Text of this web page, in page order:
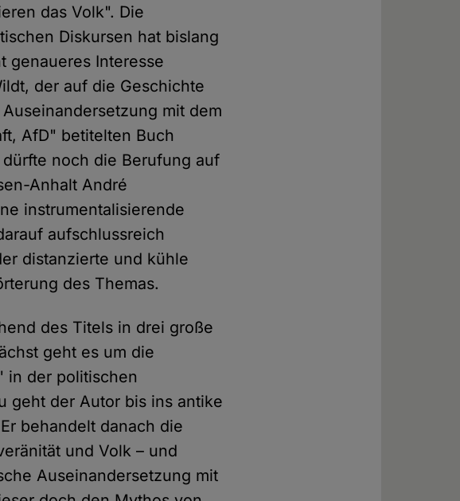
das Volk". Die
Diskursen hat bislang
genaueres Interesse
der auf die Geschichte
mit dem
AfD" betitelten Buch
noch die Berufung auf
Anhalt André
instrumentalisierende
aufschlussreich
distanzierte und kühle
des Themas.
des Titels in drei große
geht es um die
in der politischen
geht der Autor bis ins antike
behandelt danach die
und Volk – und
Auseinandersetzung mit